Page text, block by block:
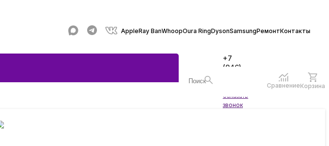
AppleRay BanWhoopOura RingDysonSamsungРемонтКонтакты
+7
(846)
Заказать
звонок
СравнениеКорзина